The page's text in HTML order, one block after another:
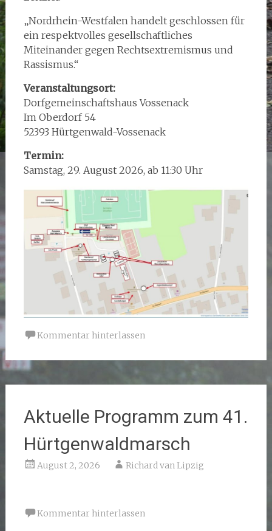
„Nordrhein-Westfalen handelt geschlossen für
ein respektvolles gesellschaftliches
Miteinander gegen Rechtsextremismus und
Rassismus.“
Veranstaltungsort:
Dorfgemeinschaftshaus Vossenack
Im Oberdorf 54
52393 Hürtgenwald-Vossenack
Termin:
Samstag, 29. August 2026, ab 11:30 Uhr
Kommentar hinterlassen
Aktuelle Programm zum 41.
Hürtgenwaldmarsch
August 2, 2026 Richard van Lipzig
Kommentar hinterlassen